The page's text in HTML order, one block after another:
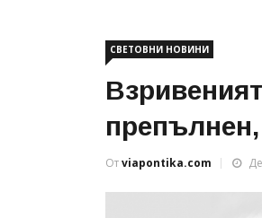
СВЕТОВНИ НОВИНИ
Отviapontika.com